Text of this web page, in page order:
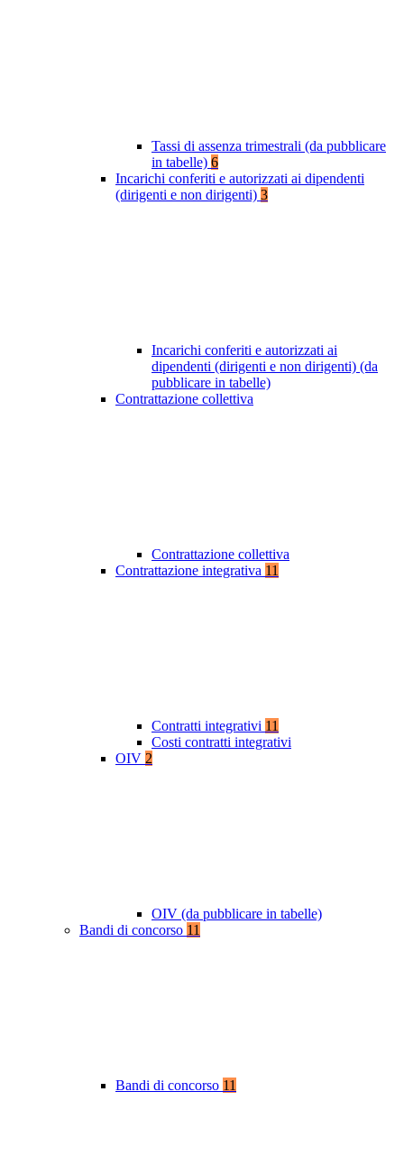
Tassi di assenza trimestrali (da pubblicare
in tabelle) 6
Incarichi conferiti e autorizzati ai dipendenti
(dirigenti e non dirigenti) 3
Incarichi conferiti e autorizzati ai
dipendenti (dirigenti e non dirigenti) (da
pubblicare in tabelle)
Contrattazione collettiva
Contrattazione collettiva
Contrattazione integrativa 11
Contratti integrativi 11
Costi contratti integrativi
OIV 2
OIV (da pubblicare in tabelle)
Bandi di concorso 11
Bandi di concorso 11